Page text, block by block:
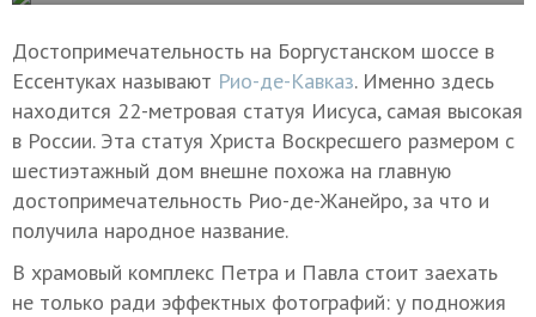
Достопримечательность на Боргустанском шоссе в
Ессентуках называют Рио-де-Кавказ. Именно здесь
находится 22-метровая статуя Иисуса, самая высокая
в России. Эта статуя Христа Воскресшего размером с
шестиэтажный дом внешне похожа на главную
достопримечательность Рио-де-Жанейро, за что и
получила народное название.
В храмовый комплекс Петра и Павла стоит заехать
не только ради эффектных фотографий: у подножия